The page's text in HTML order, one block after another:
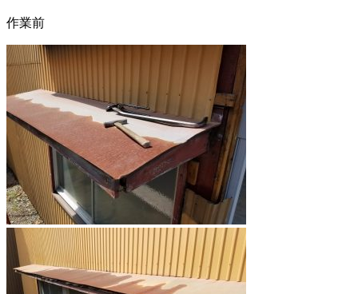
作業前